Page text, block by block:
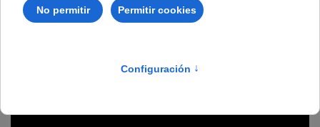
B187
Investigación de delitos